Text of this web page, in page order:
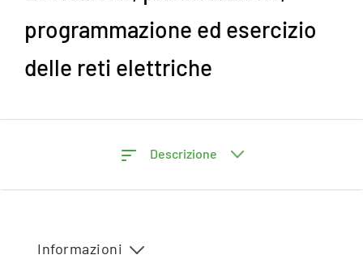
programmazione ed esercizio
delle reti elettriche
Descrizione
Informazioni